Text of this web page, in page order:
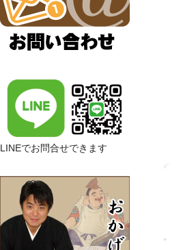
LINEでお問合せできます